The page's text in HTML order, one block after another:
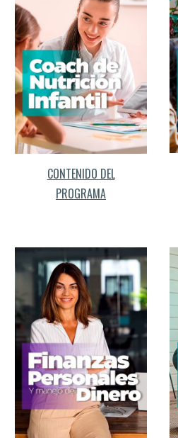
CONTENIDO DEL
PROGRAMA